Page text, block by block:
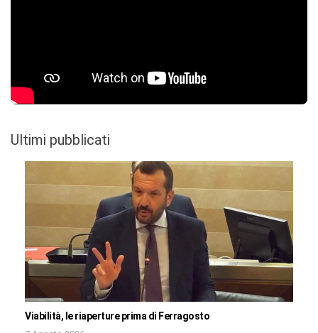
Ultimi pubblicati
Viabilità, le riaperture prima di Ferragosto